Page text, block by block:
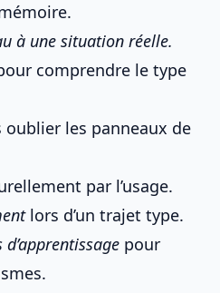
à une situation réelle.
comprendre le type
les panneaux de
par l’usage.
lors d’un trajet type.
pour